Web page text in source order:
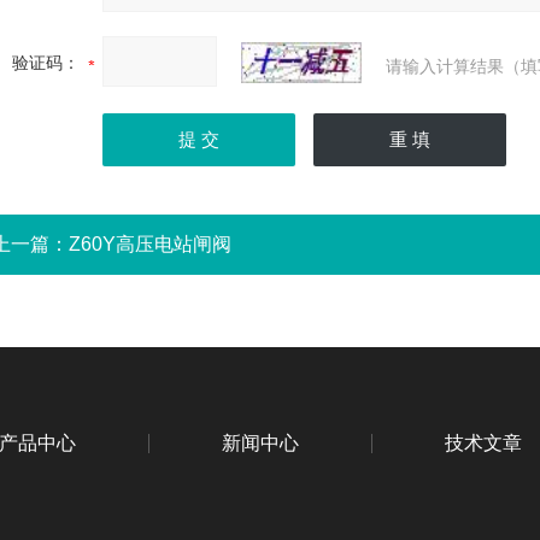
验证码： 请输入计算结果（
上一篇： Z60Y高压电站闸阀
产品中心 新闻中心 技术文章